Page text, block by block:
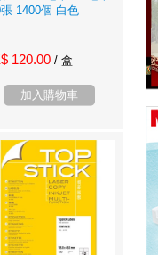
1400個 白色
120.00 / 盒
加入購物車